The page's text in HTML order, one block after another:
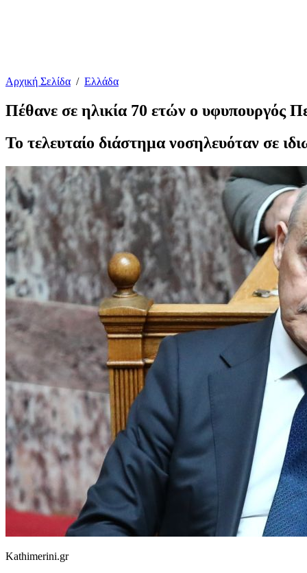
Αρχική Σελίδα / Ελλάδα
Πέθανε σε ηλικία 70 ετών ο υφυπουργός
Το τελευταίο διάστημα νοσηλευόταν σε
Kathimerini.gr